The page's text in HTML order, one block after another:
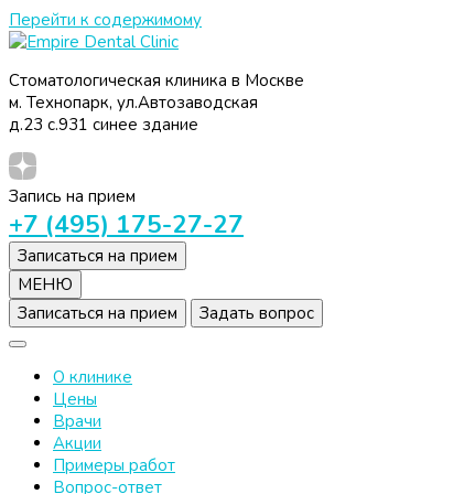
Перейти к содержимому
Empire Dental Clinic
Стоматологическая клиника
Стоматологическая клиника в Москве
м. Технопарк, ул.Автозаводская
д.23 с.931 синее здание
Запись на прием
+7 (495) 175-27-27
Записаться на прием
МЕНЮ
Записаться на прием
Задать вопрос
О клинике
Цены
Врачи
Акции
Примеры работ
Вопрос-ответ